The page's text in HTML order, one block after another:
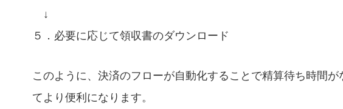
↓
５．必要に応じて領収書のダウンロード
このように、決済のフローが自動化することで精算待ち時間
てより便利になります。